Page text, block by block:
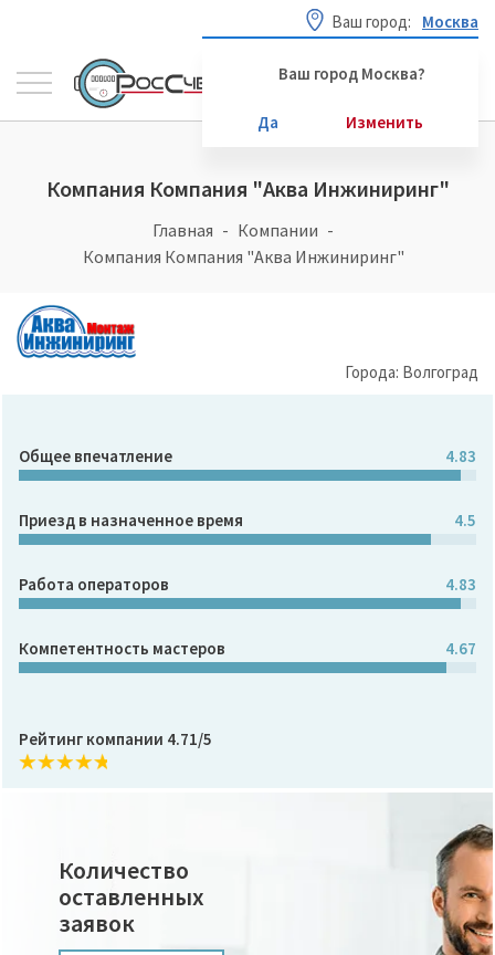
Ваш город: Москва
Ваш город Москва?
Да Изменить
Компания Компания "Аква Инжиниринг"
Главная
Компании
Компания Компания "Аква Инжиниринг"
Города: Волгоград
Общее впечатление 4.83
Приезд в назначенное время 4.5
Работа операторов 4.83
Компетентность мастеров 4.67
Рейтинг компании 4.71/5
Количество
оставленных
заявок